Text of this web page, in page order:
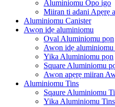
Aluminiomu Opo igo
Miiran ti adani Apẹrẹ
Aluminiomu Canister
Awọn idẹ aluminiomu
Oval Aluminiomu pọn
Awọn idẹ
Yika Aluminiomu pọn
Square Aluminiomu
Awọn apẹrẹ miiran
Aluminiomu Tins
Sqaure Aluminiomu
Yika Aluminiomu Tins